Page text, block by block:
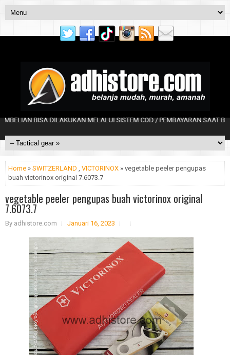
BISA DILAKUKAN MELALUI SISTEM COD / PEMBAYARAN SAAT BARANG
Home » SWITZERLAND , VICTORINOX » vegetable peeler pengupas
buah victorinox original 7.6073.7
vegetable peeler pengupas buah victorinox original
7.6073.7
By adhistore.com Januari 16, 2023